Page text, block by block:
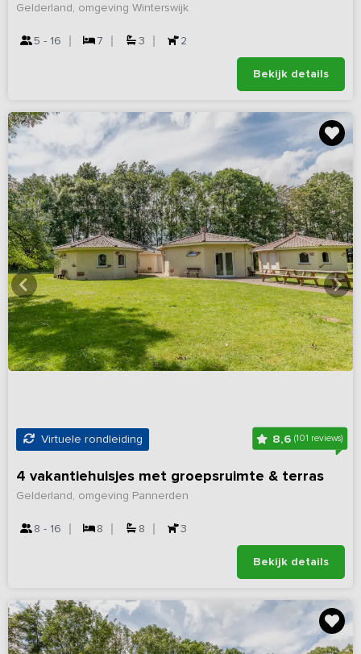
Gelderland, omgeving Winterswijk
5 - 16 7 3 2
Bekijk details
Virtuele rondleiding 8,6 (101 reviews)
4 vakantiehuisjes met groepsruimte & terras
Gelderland, omgeving Pannerden
8 - 16 8 8 3
Bekijk details